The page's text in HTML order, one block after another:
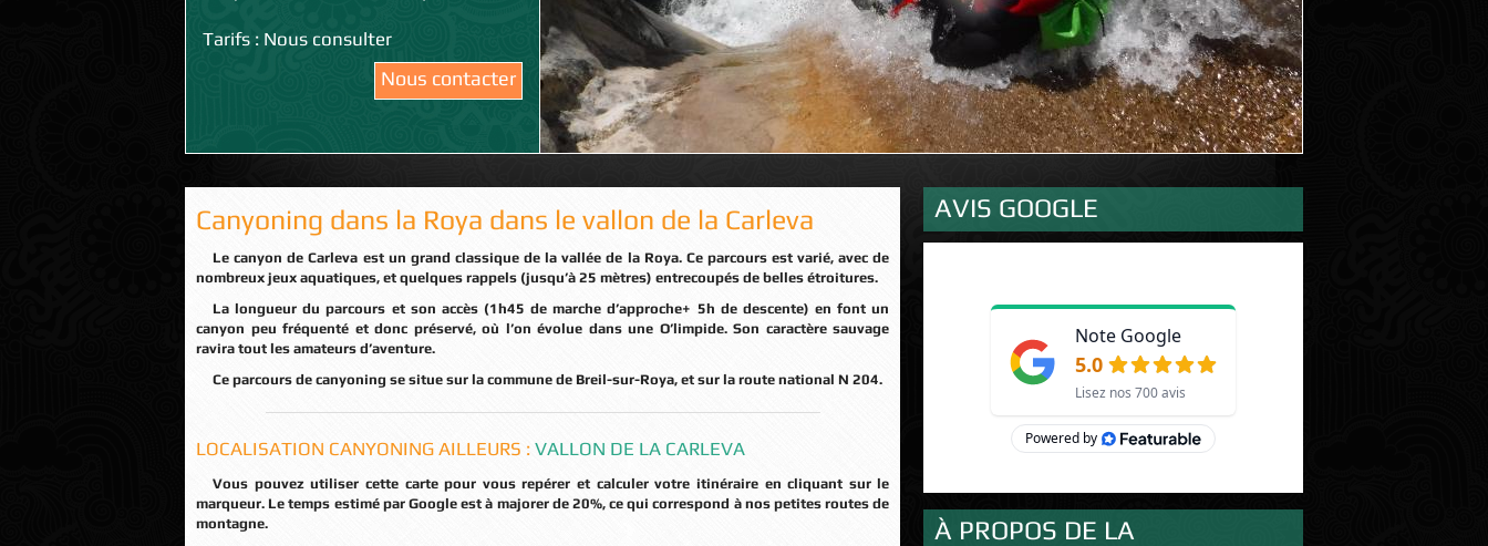
Tarifs : Nous consulter
Nous contacter
Canyoning dans la Roya dans le vallon de la Carleva
Le canyon de Carleva est un grand classique de la vallée de la Roya. Ce parcours est varié, avec de
nombreux jeux aquatiques, et quelques rappels (jusqu’à 25 mètres) entrecoupés de belles étroitures.
La longueur du parcours et son accès (1h45 de marche d’approche+ 5h de descente) en font un
canyon peu fréquenté et donc préservé, où l’on évolue dans une O’limpide. Son caractère sauvage
ravira tout les amateurs d’aventure.
Ce parcours de canyoning se situe sur la commune de Breil-sur-Roya, et sur la route national N 204.
LOCALISATION CANYONING AILLEURS : VALLON DE LA CARLEVA
Vous pouvez utiliser cette carte pour vous repérer et calculer votre itinéraire en cliquant sur le
marqueur. Le temps estimé par Google est à majorer de 20%, ce qui correspond à nos petites routes de
montagne.
AVIS GOOGLE
À PROPOS DE LA